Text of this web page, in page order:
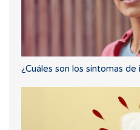
¿Cuáles son los síntomas